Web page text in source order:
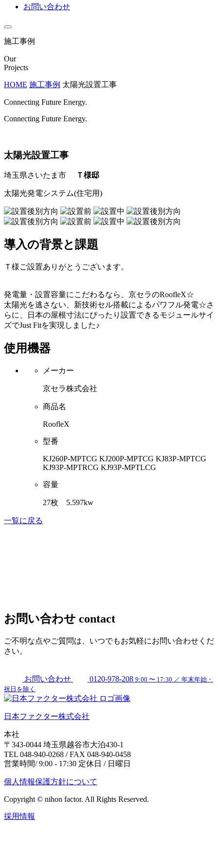
お問い合わせ
施工事例
Our
Projects
HOME 施工事例 太陽光設置工事
Connecting Future Energy.
Connecting Future Energy.
太陽光設置工事
埼玉県さいたま市 Ｔ様邸
太陽光発電システム(住宅用)
導入の背景と課題
Ｔ様ご設置ありがとうございます。
発電量・設置容量にこだわるなら、京セラのRoofleX☆
太陽光を逃さない、新技術セル搭載によるパワフル発電☆さ
らに、日本の屋根寸法にぴったり設置できるモジュールサイ
ズでJust Fitを実現しました♪
使用機器
メーカー
京セラ株式会社
商品名
RoofleX
型番
KJ260P-MPTCG KJ200P-MPTCG KJ83P-MPTCG
KJ93P-MPTRCG KJ93P-MPTLCG
容量
27枚 5.597kw
一覧に戻る
お問い合わせ contact
ご不明な点やご質問は、いつでもお気軽にお問い合わせくだ
さい。
お問い合わせ 0120-978-208 9:00 〜 17:30 ／ 年末年始・
祝日を除く
日本ファクター株式会社
本社
〒343-0044 埼玉県越谷市大泊430-1
TEL 048-940-0268 / FAX 048-940-0458
営業時間/ 9:00 - 17:30 定休日 / 日曜日
個人情報保護方針について
Copyright © nihon factor. All Rights Reserved.
採用情報